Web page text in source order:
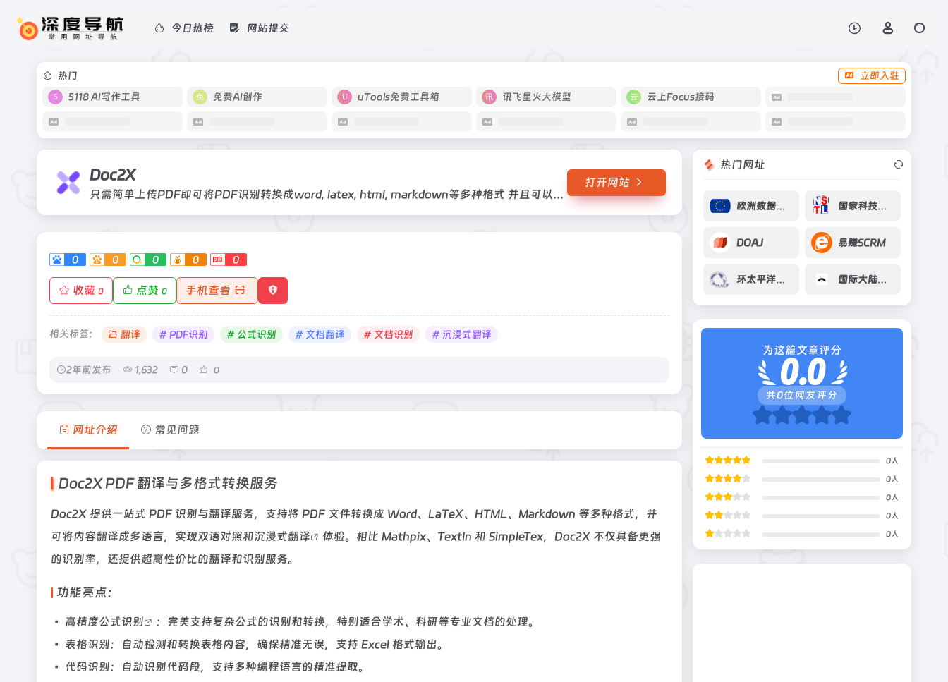
今日热榜 网站提交
热门
立即入驻
5118 AI写作工具
免费AI创作 uTools免费工具箱 讯飞星火大模型 云上Focus接码
Doc2X
只需简单上传PDF即可将PDF识别转换成word, latex, html, markdown等多种格式 并且可以将内容翻译成多种语言, 进行双语对照沉浸式翻译
打开网站
0 0 0 0 0
收藏 0 点赞 0 手机查看
相关标签： 翻译 # PDF识别 # 公式识别 # 文档翻译 # 文档识别 # 沉浸式翻译
2年前发布 1,632 0 0
网址介绍 常见问题
Doc2X PDF 翻译与多格式转换服务
Doc2X 提供一站式 PDF 识别与翻译服务，支持将 PDF 文件转换成 Word、LaTeX、HTML、Markdown 等多种格式，并
可将内容翻译成多语言，实现双语对照和沉浸式翻译
体验。相比 Mathpix、TextIn 和 SimpleTex，Doc2X 不仅具备更强
的识别率，还提供超高性价比的翻译和识别服务。
功能亮点：
• 高精度公式识别
：完美支持复杂公式的识别和转换，特别适合学术、科研等专业文档的处理。
• 表格识别：自动检测和转换表格内容，确保精准无误，支持 Excel 格式输出。
• 代码识别：自动识别代码段，支持多种编程语言的精准提取。
热门网址
欧洲数据门户 国家科技图书文献
DOAJ 易赚SCRM
环太平洋网格应用与中间件联盟 国际大陆科学钻探计划ICDP
为这篇文章评分
0.0
共0位网友评分
0人
0人
0人
0人
0人